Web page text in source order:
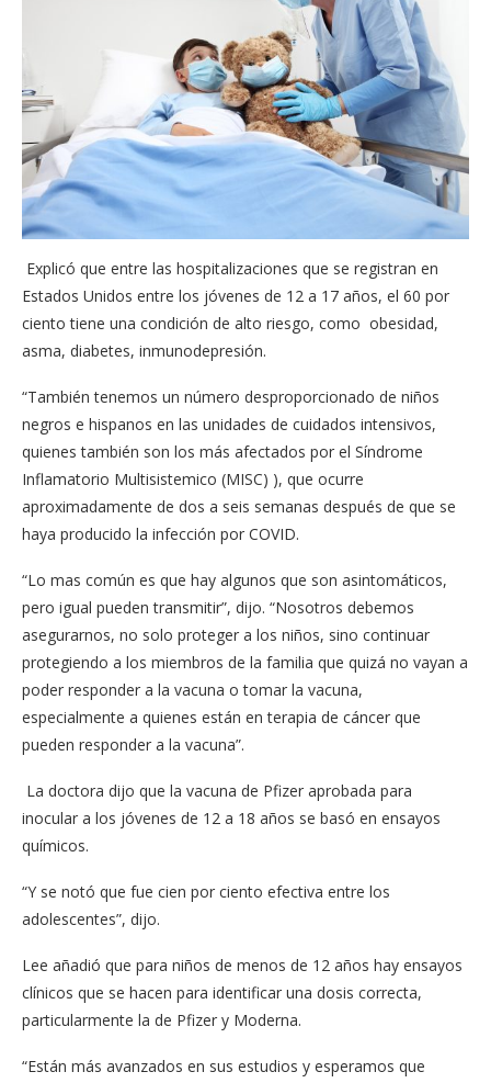
Explicó que entre las hospitalizaciones que se ​registran en
Estados Unidos entre los jóvenes de 12 a 17 años, el 60 por
ciento tiene una condición de alto riesgo, como obesidad,
asma, diabetes, inmunodepresión.
“También tenemos un número desproporcionado de niños
negros e hispanos en las unidades de cuidados intensivos,
quienes también son los más afectados por el Síndrome
Inflamatorio Multisistemico (MISC) ), que ocurre
aproximadamente de dos a seis semanas después de que se
haya producido la infección por COVID.
“Lo mas común es que hay algunos que son asintomáticos,
pero igual pueden transmitir”, dijo. “Nosotros debemos
asegurarnos, no solo proteger a los niños, sino continuar
protegiendo a los miembros de la familia que quizá no vayan a
poder responder a la vacuna o tomar la vacuna,
especialmente a quienes est​án en terapia de cáncer que
pueden responder a la vacuna”.
La doctora dijo que la vacuna de Pfizer aprobada para
inocular a los jóvenes de 12 a 18 años se basó en ensayos
químicos.
“Y se notó que fue cien por ciento efectiva entre los
adolescentes”, dijo.
Lee añadió que para niños de menos de 12 años hay ensayos
clínicos que se hacen para identificar una dosis correcta,
particularmente la de Pfizer y Moderna.
“Están más avanzados en sus estudios y esperamos que